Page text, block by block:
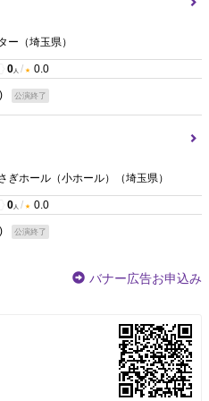
ー （埼玉県）
0 人 / 0.0
公演終了
ホール（小ホール）
（埼玉県）
0 人 / 0.0
公演終了
バナー広告お申込み